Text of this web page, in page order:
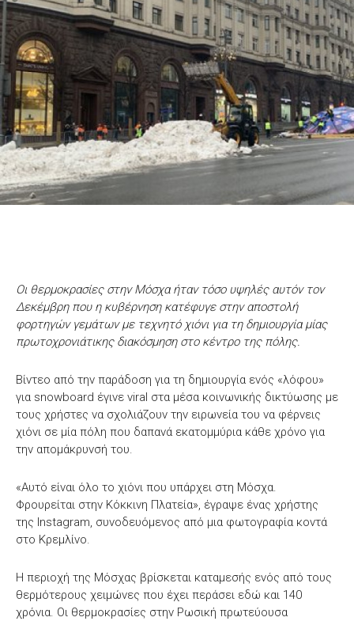
Οι θερμοκρασίες στην Μόσχα ήταν τόσο υψηλές αυτόν τον
Δεκέμβρη που η κυβέρνηση κατέφυγε στην αποστολή
φορτηγών γεμάτων με τεχνητό χιόνι για τη δημιουργία μίας
πρωτοχρονιάτικης διακόσμηση στο κέντρο της πόλης.
Βίντεο από την παράδοση για τη δημιουργία ενός «λόφου»
για snowboard έγινε viral στα μέσα κοινωνικής δικτύωσης με
τους χρήστες να σχολιάζουν την ειρωνεία του να φέρνεις
χιόνι σε μία πόλη που δαπανά εκατομμύρια κάθε χρόνο για
την απομάκρυνσή του.
«Αυτό είναι όλο το χιόνι που υπάρχει στη Μόσχα.
Φρουρείται στην Κόκκινη Πλατεία», έγραψε ένας χρήστης
της Instagram, συνοδευόμενος από μια φωτογραφία κοντά
στο Κρεμλίνο.
Η περιοχή της Μόσχας βρίσκεται καταμεσής ενός από τους
θερμότερους χειμώνες που έχει περάσει εδώ και 140
χρόνια. Οι θερμοκρασίες στην Ρωσική πρωτεύουσα